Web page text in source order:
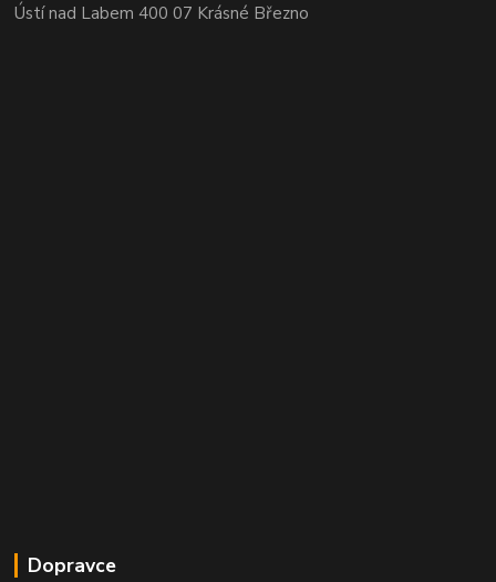
Ústí nad Labem 400 07 Krásné Březno
Dopravce